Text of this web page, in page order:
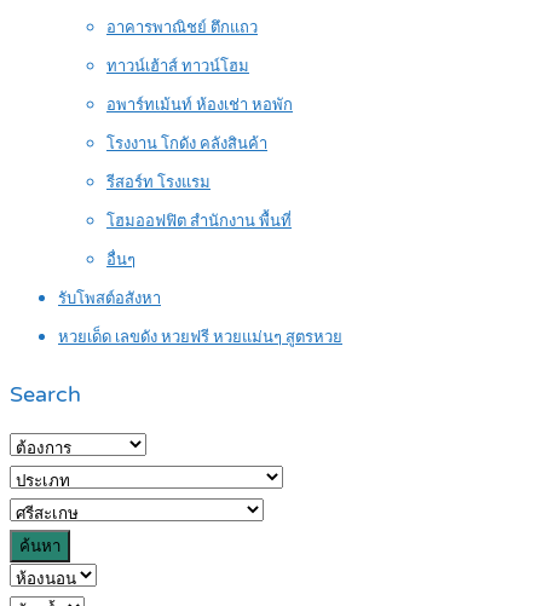
อาคารพาณิชย์ ตึกแถว
ทาวน์เฮ้าส์ ทาวน์โฮม
อพาร์ทเม้นท์ ห้องเช่า หอพัก
โรงงาน โกดัง คลังสินค้า
รีสอร์ท โรงแรม
โฮมออฟฟิต สำนักงาน พื้นที่
อื่นๆ
รับโพสต์อสังหา
หวยเด็ด เลขดัง หวยฟรี หวยแม่นๆ สูตรหวย
Search
ค้นหา